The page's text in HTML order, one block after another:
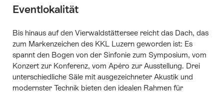
Eventlokalität
Bis hinaus auf den Vierwaldstättersee reicht das Dach, das
zum Markenzeichen des KKL Luzern geworden ist: Es
spannt den Bogen von der Sinfonie zum Symposium, vom
Konzert zur Konferenz, vom Apéro zur Ausstellung. Drei
unterschiedliche Säle mit ausgezeichneter Akustik und
modernster Technik bieten den idealen Rahmen für